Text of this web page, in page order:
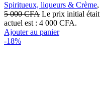
Spiritueux, liqueurs & Crème,
5 000CFA Le prix initial
actuel est : 4 000 CFA.
Ajouter au panier
-18%